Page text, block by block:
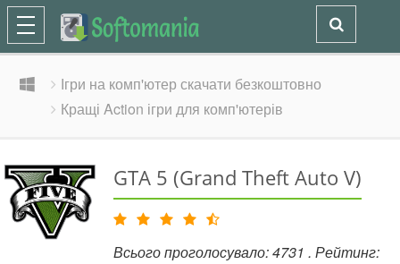
Ігри на комп'ютер скачати безкоштовно
Кращі Action ігри для комп'ютерів
GTA 5 (Grand Theft Auto V)
Всього проголосувало:4731 . Рейтинг: